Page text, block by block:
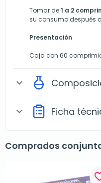
Tomar de1 a 2
su consumo después
Presentación
Caja con 60
expand_more
expand_more Ficha
Comprados